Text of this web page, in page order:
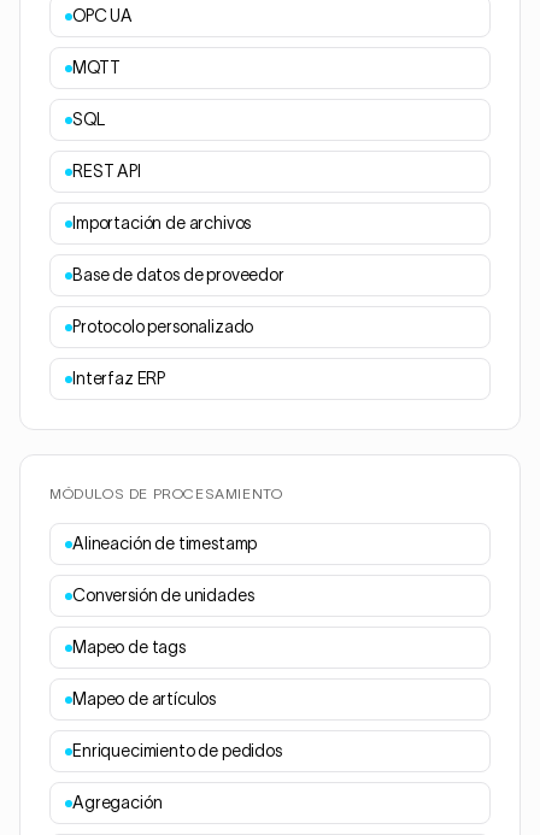
OPC UA
MQTT
SQL
REST API
Importación de archivos
Base de datos de proveedor
Protocolo personalizado
Interfaz ERP
MÓDULOS DE PROCESAMIENTO
Alineación de timestamp
Conversión de unidades
Mapeo de tags
Mapeo de artículos
Enriquecimiento de pedidos
Agregación